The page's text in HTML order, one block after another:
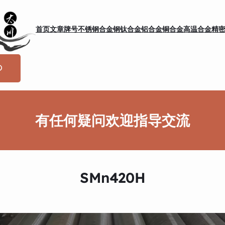
首页文章牌号不锈钢合金钢钛合金铝合金铜合金高温合金精
有任何疑问欢迎指导交流
SMn420H